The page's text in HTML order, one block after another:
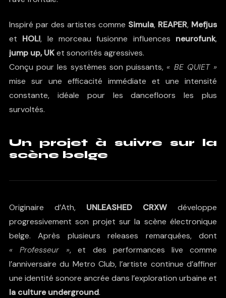
Inspiré par des artistes comme Simula, REAPER, Mefjus
et HOL!, le morceau fusionne influences neurofunk,
jump up, UKet sonorités agressives.
Conçu pour les systèmes son puissants, « BE QUIET »
mise sur une efficacité immédiate et une intensité
constante, idéale pour les dancefloors les plus
survoltés.
Un projet à suivre sur la
scène belge
Originaire d’Ath, UNLEASHED CRXW développe
progressivement son projet sur la scène électronique
belge. Après plusieurs releases remarquées, dont
« Professeur », et des performances live comme
l’anniversaire du Metro Club, l’artiste continue d’affiner
une identité sonore ancrée dans l’exploration urbaine et
la culture underground.